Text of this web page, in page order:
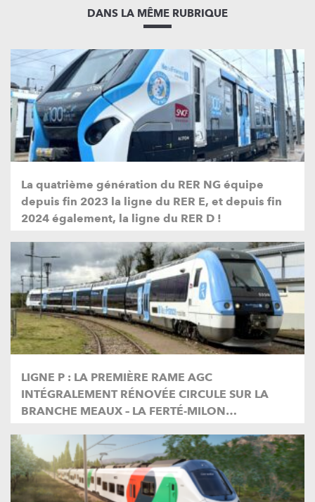
DANS LA MÊME RUBRIQUE
La quatrième génération du RER NG équipe
depuis fin 2023 la ligne du RER E, et depuis fin
2024 également, la ligne du RER D !
LIGNE P : LA PREMIÈRE RAME AGC
INTÉGRALEMENT RÉNOVÉE CIRCULE SUR LA
BRANCHE MEAUX – LA FERTÉ-MILON…